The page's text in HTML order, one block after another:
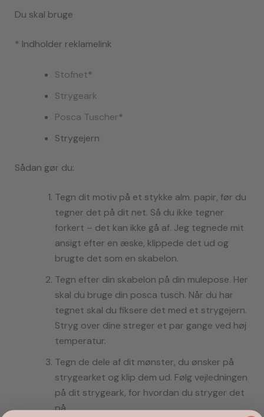
Du skal bruge
* Indholder reklamelink
Stofnet*
Strygeark
Posca Tuscher*
Strygejern
Sådan gør du:
Tegn dit motiv på et stykke alm. papir, før du
tegner det på dit net. Så du ikke tegner
forkert – det kan ikke gå af. Jeg tegnede mit
ansigt efter en æske, klippede det ud og
brugte det som en skabelon.
Tegn efter din skabelon på din mulepose. Her
skal du bruge din posca tusch. Når du har
tegnet skal du fiksere det med et strygejern.
Stryg over dine streger et par gange ved høj
temperatur.
Tegn de dele af dit mønster, du ønsker på
strygearket og klip dem ud. Følg vejledningen
på dit strygeark, for hvordan du stryger det
på.